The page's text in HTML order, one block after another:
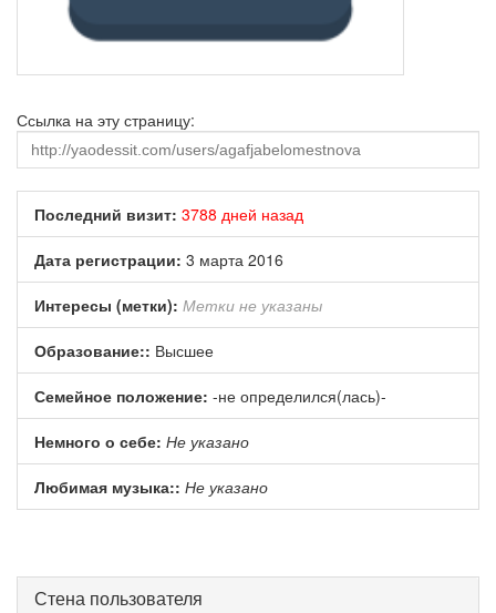
Ссылка на эту страницу:
Последний визит: 3788 дней назад
Дата регистрации: 3 марта 2016
Интересы (метки): Метки не указаны
Образование:: Высшее
Семейное положение: -не определился(лась)-
Немного о себе: Не указано
Любимая музыка:: Не указано
Стена пользователя